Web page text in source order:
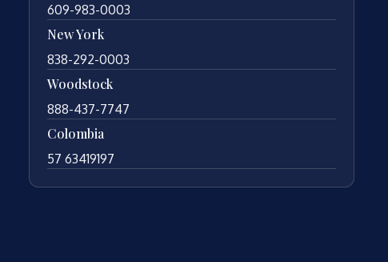
609-983-0003
New York
838-292-0003
Woodstock
888-437-7747
Colombia
57 63419197